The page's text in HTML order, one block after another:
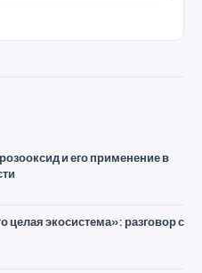
и его применение в
целая экосистема»: разговор с